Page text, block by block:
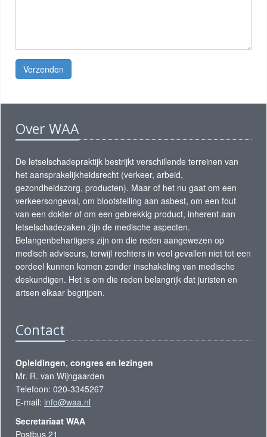
Verzenden
Over WAA
De letselschadepraktijk bestrijkt verschillende terreinen van
het aansprakelijkheidsrecht (verkeer, arbeid,
gezondheidszorg, producten). Maar of het nu gaat om een
verkeersongeval, om blootstelling aan asbest, om een fout
van een dokter of om een gebrekkig product, inherent aan
letselschadezaken zijn de medische aspecten.
Belangenbehartigers zijn om die reden aangewezen op
medisch adviseurs, terwijl rechters in veel gevallen niet tot een
oordeel kunnen komen zonder inschakeling van medische
deskundigen. Het is om die reden belangrijk dat juristen en
artsen elkaar begrijpen.
Contact
Opleidingen, congres en lezingen
Mr. R. van Wijngaarden
Telefoon: 020-3345267
E-mail: info@waa.nl
Secretariaat WAA
Postbus 21